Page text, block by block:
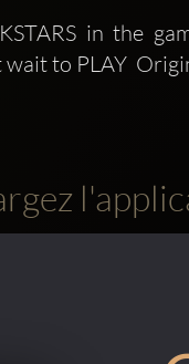
in the
wait to PLAY